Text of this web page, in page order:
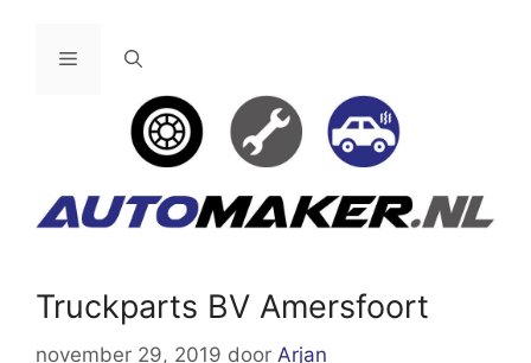
Menu
Truckparts BV Amersfoort
november 29, 2019 door Arjan